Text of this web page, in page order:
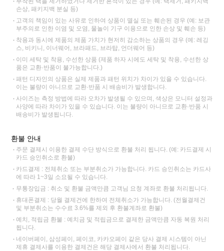
손상, 패키지백 분실 등)
고객의 책임이 있는 사유로 인하여 상품이 멸실 또는 훼손된 경우 (예: 보관
부주의로 인한 이염 및 오염, 물놀이 기구 이용으로 인한 손상 및 훼손 등)
착용과 동시에 제품의 제품 가치가 현저히 감소하는 상품의 경우 (예: 레깅
스, 비키니, 이너웨어, 브라패드, 브라탑, 언더웨어 등)
이미 세탁 및 착용, 수선한 상품 (제품 하자 시에도 세탁 및 착용, 수선한 상
품은 교환·반품이 불가능합니다.)
패턴 디자인의 상품은 실제 제품과 패턴 위치가 차이가 있을 수 있습니다.
이는 불량이 아니므로 교환·반품 시 배송비가 발생합니다.
사이즈는 측정 방법에 따라 오차가 발생될 수 있으며, 색상은 모니터 설정과
사양에 따라 차이가 있을 수 있습니다. 이는 불량이 아니므로 교환·반품 시
배송비가 발생됩니다.
환불 안내
주문 결제시 이용한 결제 수단 방식으로 환불 처리 됩니다. (예: 카드결제 시
카드 승인취소로 환불)
카드결제 : 전체취소 또는 부분취소가 가능합니다. 카드 승인취소는 카드사
에 따라 1~3일 소요될 수 있습니다.
무통장입금 : 취소 및 환불 금액만큼 고객님 요청 계좌로 환불 처리됩니다.
휴대폰결제 : 당월 결제건에 한하여 전체취소가 가능합니다. (전월결제건
및 부분취소는 수수료 3.6%를 제외 후 환불계좌로 환불)
예치, 적립금 환불 : 예치금 및 적립금으로 결제한 금액만큼 자동 복원 처리
됩니다.
네이버페이, 삼성페이, 페이코, 카카오페이 같은 당사 결제 시스템이 아닌
제휴 결제사를 이용한 결제건은 해당 결제사에서 환불 처리됩니다.